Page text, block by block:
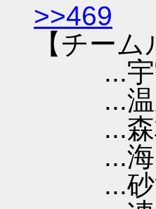
>>469
【チー
...宇宙
...温泉
...森林
...海
...砂